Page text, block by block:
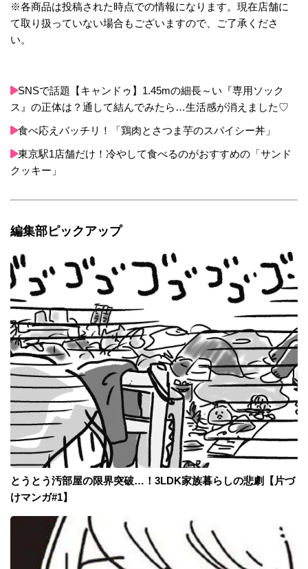
※各商品は投稿された時点での情報になります。現在店舗に
て取り扱っていない場合もございますので、ご了承くださ
い。
SNSで話題【キャンドゥ】1.45mの細長～い『専用ソック
ス』の正体は？通して結んでみたら…生活感が消えました♡
食べ応えバッチリ！「鶏肉とさつま芋のスパイシー丼」
東京駅1店舗だけ！冷やして食べるのがおすすめの「サンド
クッキー」
編集部ピックアップ
とうとう汚部屋の限界突破…！3LDK家族暮らしの悲劇【片づ
けマンガ#1】